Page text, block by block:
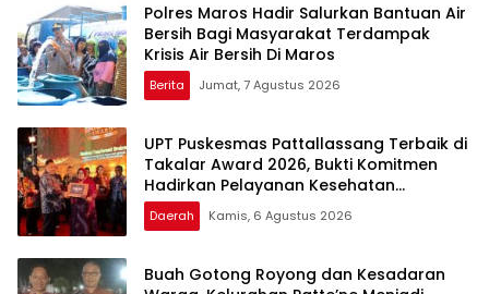
Polres Maros Hadir Salurkan Bantuan Air
Bersih Bagi Masyarakat Terdampak
Krisis Air Bersih Di Maros
Berita Jumat, 7 Agustus 2026
UPT Puskesmas Pattallassang Terbaik di
Takalar Award 2026, Bukti Komitmen
Hadirkan Pelayanan Kesehatan
Berkualitas
Daerah Kamis, 6 Agustus 2026
Buah Gotong Royong dan Kesadaran